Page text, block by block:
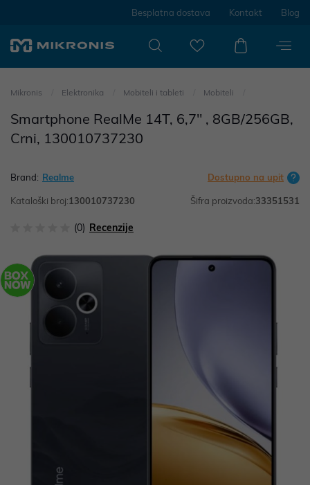
Besplatna dostava Kontakt Blog
Mikronis Elektronika Mobiteli i tableti Mobiteli
Smartphone RealMe 14T, 6,7" , 8GB/256GB,
Crni, 130010737230
Brand: Realme Dostupno na upit
Kataloški broj:130010737230 Šifra proizvoda:33351531
(0) Recenzije